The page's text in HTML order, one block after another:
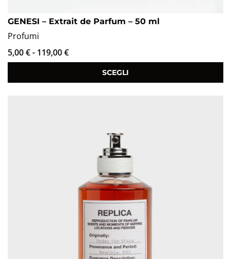
GENESI – Extrait de Parfum – 50 ml
Profumi
5,00€- 119,00€
SCEGLI